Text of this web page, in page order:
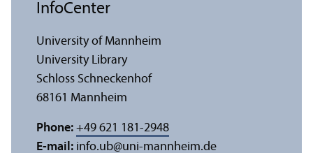
InfoCenter
University of Mannheim
University Library
Schloss Schneckenhof
68161 Mannheim
Phone: +49 621 181-2948
E-mail: info.ub@uni-mannheim.de